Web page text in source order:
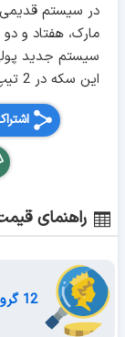
در سیستم قدیمی
مارک، هفتاد و
سیستم جدید
این سکه در 2 تیپ به شرح زیر به ضرب رسیده است :
راهنمای
12 گروت - تیپ یک